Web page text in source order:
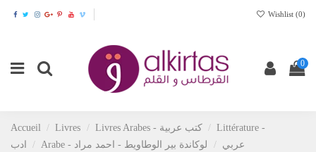
Wishlist (0)
0
Accueil Livres Livres Arabes - كتب عربية
Littérature -
ادب
Arabe - عربي لوكاندة بير الوطاويط - احمد مراد